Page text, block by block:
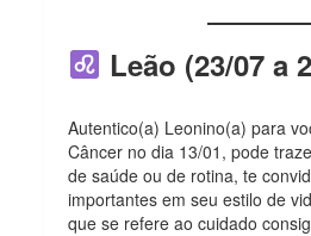
Leão (23/07 a
Autentico(a) Leonino(a) para
Câncer no dia 13/01, pode
de saúde ou de rotina, te
importantes em seu estilo de
que se refere ao cuidado